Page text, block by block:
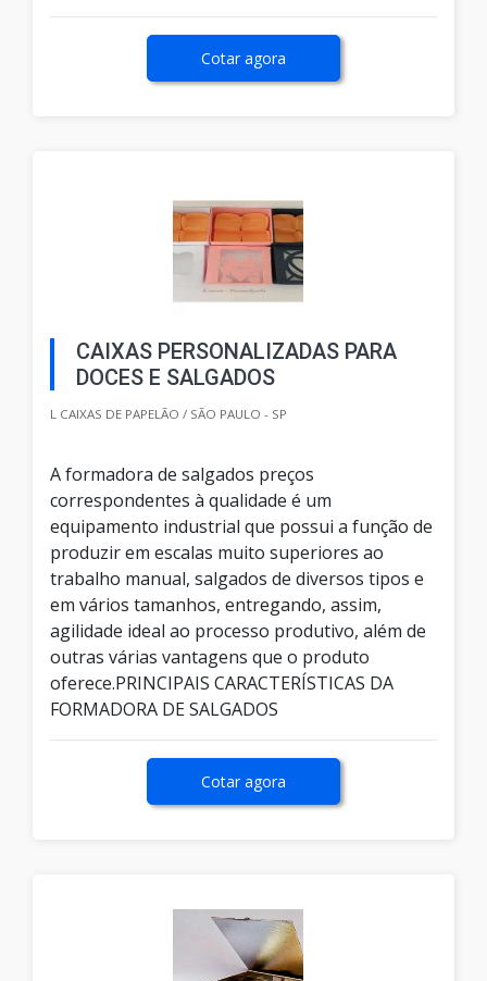
Cotar agora
CAIXAS PERSONALIZADAS PARA
DOCES E SALGADOS
L CAIXAS DE PAPELÃO / SÃO PAULO - SP
A formadora de salgados preços
correspondentes à qualidade é um
equipamento industrial que possui a função de
produzir em escalas muito superiores ao
trabalho manual, salgados de diversos tipos e
em vários tamanhos, entregando, assim,
agilidade ideal ao processo produtivo, além de
outras várias vantagens que o produto
oferece.PRINCIPAIS CARACTERÍSTICAS DA
FORMADORA DE SALGADOS
Cotar agora